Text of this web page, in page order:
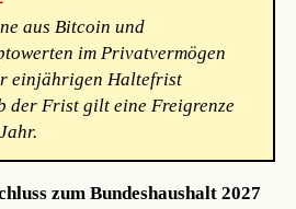
aus Bitcoin und
im Privatvermögen
einjährigen Haltefrist
der Frist gilt eine Freigrenze
zum Bundeshaushalt 2027